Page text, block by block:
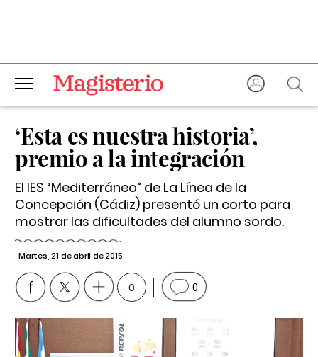
‘Esta es nuestra historia’,
premio a la integración
El IES “Mediterráneo” de La Línea de la
Concepción (Cádiz) presentó un corto para
mostrar las dificultades del alumno sordo.
Martes, 21 de abril de 2015
0 0